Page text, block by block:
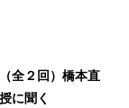
全２回）橋本直
に聞く